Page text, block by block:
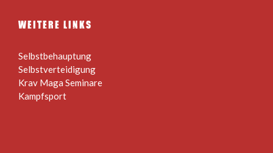
WEITERE LINKS
Selbstbehauptung
Selbstverteidigung
Krav Maga Seminare
Kampfsport